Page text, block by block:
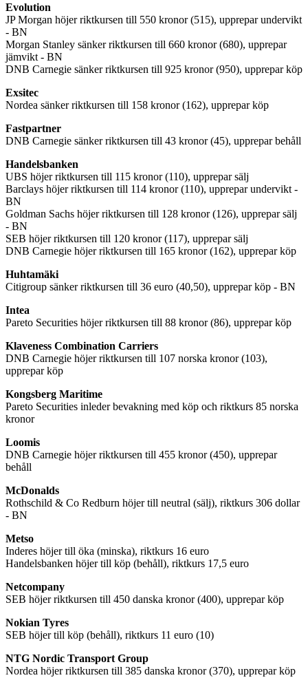
Evolution
JP Morgan höjer riktkursen till 550 kronor (515), upprepar undervikt
- BN
Morgan Stanley sänker riktkursen till 660 kronor (680), upprepar
jämvikt - BN
DNB Carnegie sänker riktkursen till 925 kronor (950), upprepar köp
Exsitec
Nordea sänker riktkursen till 158 kronor (162), upprepar köp
Fastpartner
DNB Carnegie sänker riktkursen till 43 kronor (45), upprepar behåll
Handelsbanken
UBS höjer riktkursen till 115 kronor (110), upprepar sälj
Barclays höjer riktkursen till 114 kronor (110), upprepar undervikt -
BN
Goldman Sachs höjer riktkursen till 128 kronor (126), upprepar sälj
- BN
SEB höjer riktkursen till 120 kronor (117), upprepar sälj
DNB Carnegie höjer riktkursen till 165 kronor (162), upprepar köp
Huhtamäki
Citigroup sänker riktkursen till 36 euro (40,50), upprepar köp - BN
Intea
Pareto Securities höjer riktkursen till 88 kronor (86), upprepar köp
Klaveness Combination Carriers
DNB Carnegie höjer riktkursen till 107 norska kronor (103),
upprepar köp
Kongsberg Maritime
Pareto Securities inleder bevakning med köp och riktkurs 85 norska
kronor
Loomis
DNB Carnegie höjer riktkursen till 455 kronor (450), upprepar
behåll
McDonalds
Rothschild & Co Redburn höjer till neutral (sälj), riktkurs 306 dollar
- BN
Metso
Inderes höjer till öka (minska), riktkurs 16 euro
Handelsbanken höjer till köp (behåll), riktkurs 17,5 euro
Netcompany
SEB höjer riktkursen till 450 danska kronor (400), upprepar köp
Nokian Tyres
SEB höjer till köp (behåll), riktkurs 11 euro (10)
NTG Nordic Transport Group
Nordea höjer riktkursen till 385 danska kronor (370), upprepar köp